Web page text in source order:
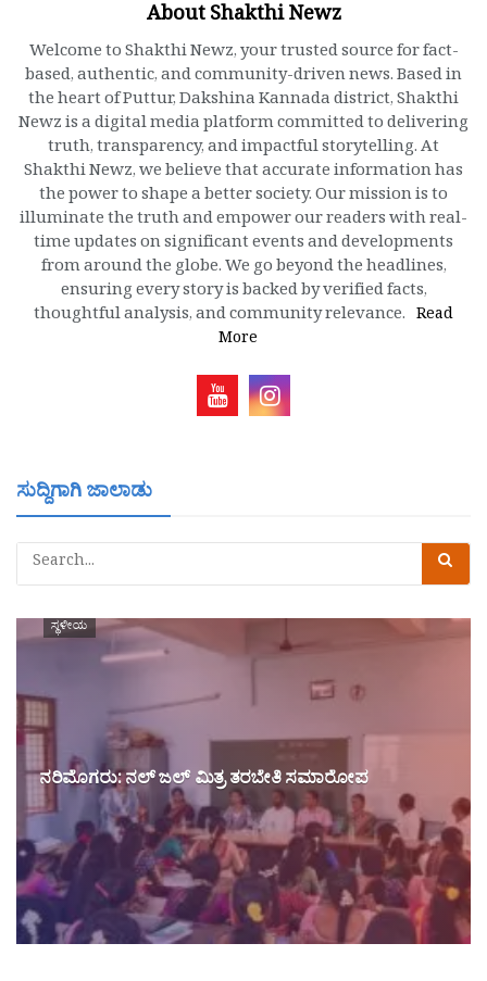
About Shakthi Newz
Welcome to Shakthi Newz, your trusted source for fact-
based, authentic, and community-driven news. Based in
the heart of Puttur, Dakshina Kannada district, Shakthi
Newz is a digital media platform committed to delivering
truth, transparency, and impactful storytelling. At
Shakthi Newz, we believe that accurate information has
the power to shape a better society. Our mission is to
illuminate the truth and empower our readers with real-
time updates on significant events and developments
from around the globe. We go beyond the headlines,
ensuring every story is backed by verified facts,
thoughtful analysis, and community relevance. Read
More
ಸುದ್ದಿಗಾಗಿ ಜಾಲಾಡು
ಸ್ಥಳೀಯ
ನರಿಮೊಗರು: ನಲ್ ಜಲ್ ಮಿತ್ರ ತರಬೇತಿ ಸಮಾರೋಪ